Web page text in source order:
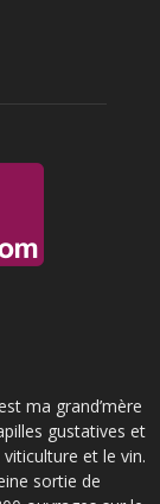
ma grand’mère
gustatives et
et le vin.
sortie de